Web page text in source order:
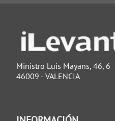
Ministro Luis Mayans, 46, 6
46009 - VALENCIA